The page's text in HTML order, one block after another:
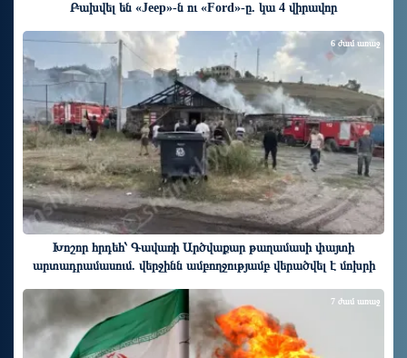
Բախվել են «Jeep»-ն ու «Ford»-ը. կա 4 վիրավոր
Խոշոր հրդեհ՝ Գավառի Արծվաքար թաղամասի փայտի
արտադրամասում. վերջինն ամբողջությամբ վերածվել է մոխրի
6 ժամ առաջ
7 ժամ առաջ